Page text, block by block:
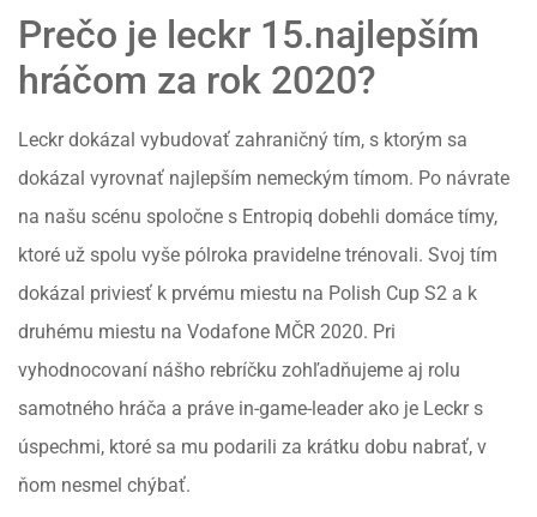
Prečo je leckr 15.najlepším
hráčom za rok 2020?
Leckr dokázal vybudovať zahraničný tím, s ktorým sa
dokázal vyrovnať najlepším nemeckým tímom. Po návrate
na našu scénu spoločne s Entropiq dobehli domáce tímy,
ktoré už spolu vyše pólroka pravidelne trénovali. Svoj tím
dokázal priviesť k prvému miestu na Polish Cup S2 a k
druhému miestu na Vodafone MČR 2020. Pri
vyhodnocovaní nášho rebríčku zohľadňujeme aj rolu
samotného hráča a práve in-game-leader ako je Leckr s
úspechmi, ktoré sa mu podarili za krátku dobu nabrať, v
ňom nesmel chýbať.